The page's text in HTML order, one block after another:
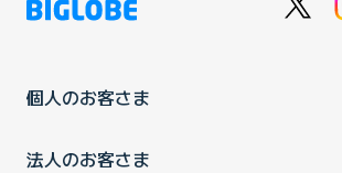
個人のお客さま
法人のお客さま